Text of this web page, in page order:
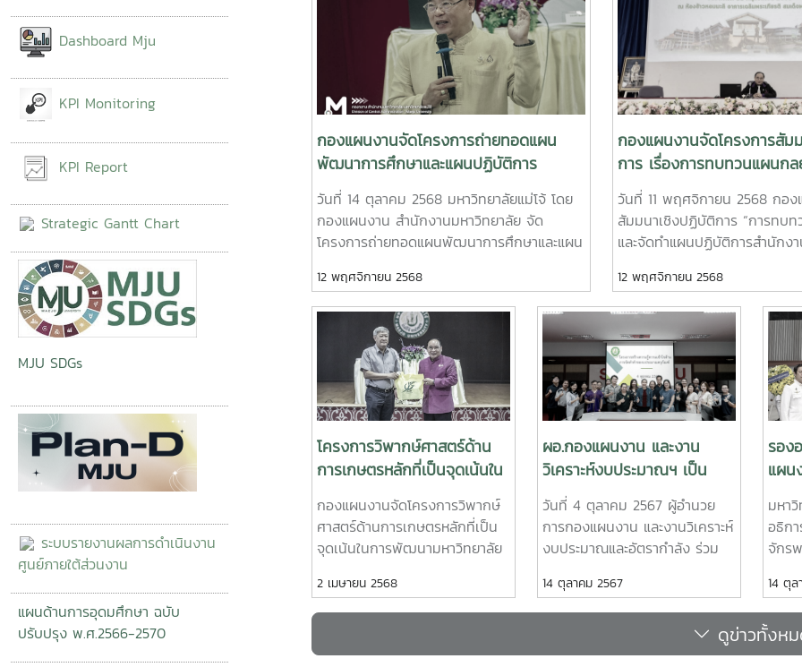
Dashboard Mju
KPI Monitoring
KPI Report
Strategic Gantt Chart
MJU SDGs
ระบบรายงานผลการดำเนินงาน
ศูนย์ภายใต้ส่วนงาน
แผนด้านการอุดมศึกษา ฉบับ
ปรับปรุง พ.ศ.2566-2570
กองแผนงานจัดโครงการถ่ายทอดแผน
พัฒนาการศึกษาและแผนปฏิบัติการ
มหาวิทยาลัยแม่โจ้ ประจำปีงบประมาณ
2569 สู่การปฏิบัติ
วันที่ 14 ตุลาคม 2568 มหาวิทยาลัยแม่โจ้ โดย
กองแผนงาน สำนักงานมหาวิทยาลัย จัด
โครงการถ่ายทอดแผนพัฒนาการศึกษาและแผน
ปีงบประมาณ 2569 สู่การปฏิบัติ โดยได้รับ
เกียรติจาก รองศาสตราจารย์ ดร.วีระพล ทอง
มา อธิการบดีมหาวิทยาลัยแม่โจ้ เป็นประธาน
พร้อมทั้งมอบนโยบายการบริหารฯ โดยมีผู้
บริหาร รองอธิการบดี และผู้ช่วยอธิการบดี ได้
ร่วมนำเสนอแนวทางการขับเคลื่อนการดำเนิน
งานในในความรับผิดชอบของผู้บริหาร ประจำ
ปีงบประมาณ พ.ศ. 2569 เพื่อให้ส่วนงานและ
หน่วยงานภายในมหาวิทยาลัย รับทราบทิศทาง
การพัฒนามหาวิทยาลัย แผนปฏิบัติการฯ รวม
ถึงการขับเคลื่อนการดำเนินงานในส่วนต่างๆ ให้
บรรลุเป้าเหมายที่กำหนดไว้
12 พฤศจิกายน 2568
กองแผนงานจัดโครงการสัม
การ เรื่องการทบทวนแผนก
แผนปฏิบัติการสำนักงานมหา
ประจำปีงบประมาณ พ.ศ.
วันที่ 11 พฤศจิกายน 2568 กอง
สัมมนาเชิงปฏิบัติการ “การทบ
และจัดทำแผนปฏิบัติการสำนักง
เกียรติจากรองศาสตราจารย์ ด
อธิการบดีมหาวิทยาลัยแม่โจ้ เป็
การสัมมนา พร้อมมอบนโยบาย
มหาวิทยาลัย แผนพัฒนาการศึก
ปฏิบัติการมหาวิทยาลัย ประจำ
พ.ศ. 2569 และระดมความคิดเ
แผนกลยุทธ์และจัดทำแผนปฏิบัติ
ดำเนินงานตามนโยบายและแผน
ตามกระบวนการประกันคุณภา
EdPEx ทั้งนี้ มีคณะผู้บริหาร หัว
และบุคลกรที่เกี่ยวข้อง เข้าร่วม
12 พฤศจิกายน 2568
โครงการวิพากษ์ศาสตร์ด้าน
การเกษตรหลักที่เป็นจุดเน้นใน
การพัฒนามหาวิทยาลัย
(Intelligent Well-being
Agriculture: IWA)
กองแผนงานจัดโครงการวิพากษ์
ศาสตร์ด้านการเกษตรหลักที่เป็น
จุดเน้นในการพัฒนามหาวิทยาลัย
Agriculture: IWA) โดยมีรอง
ศาสตราจารย์ ดร.วีระพล ทองมา
บรรยายพิเศษ ทิศทางและเป้า
2 เมษายน 2568
ผอ.กองแผนงาน และงาน
วิเคราะห์งบประมาณฯ เป็น
วิทยากรเพื่อสร้างความเข้าใจ
เกี่ยวกับแนวทางการบริหาร
จัดการงบประมาณ รายจ่าย
วันที่ 4 ตุลาคม 2567 ผู้อำนวย
การกองแผนงาน และงานวิเคราะห์
งบประมาณและอัตรากำลัง ร่วม
เกี่ยวกับแนวทางการบริหารจัดการ
งบประมาณ ประจำปีงบประมาณ
(ครุภัณฑ์ สิ่งก่อสร้าง) ให้กับ
14 ตุลาคม 2567
รอง
แผน
ตักบ
นวมิ
มหา
อธิก
จักร
กอง
พระ
ถวา
หาร
14 ตุล
ดูข่าวทั้งห